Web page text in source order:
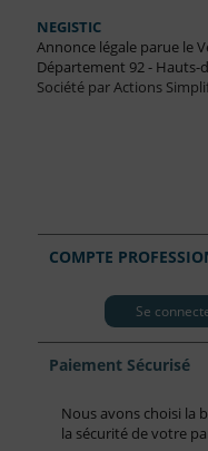
NEGISTIC
Annonce légale parue le
Département 92 - Hauts-
Société par Actions
COMPTE
Se
Paiement Sécurisé
Nous avons choisi la
la sécurité de votre